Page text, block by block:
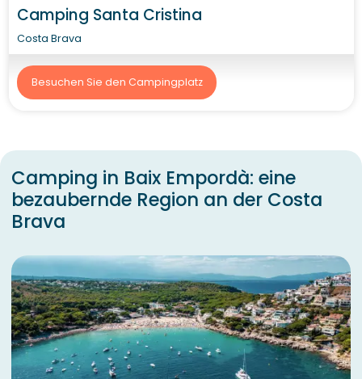
Camping Santa Cristina
Costa Brava
Besuchen Sie den Campingplatz
Camping in Baix Empordà: eine
bezaubernde Region an der Costa
Brava